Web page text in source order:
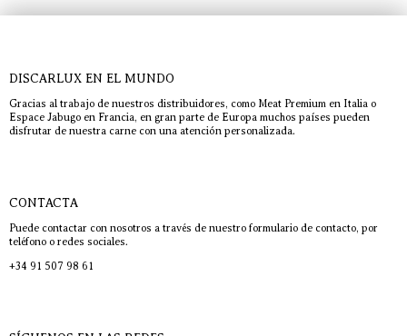
DISCARLUX EN EL MUNDO
Gracias al trabajo de nuestros distribuidores, como Meat Premium en Italia o
Espace Jabugo en Francia, en gran parte de Europa muchos países pueden
disfrutar de nuestra carne con una atención personalizada.
CONTACTA
Puede contactar con nosotros a través de nuestro formulario de contacto, por
teléfono o redes sociales.
+34 91 507 98 61